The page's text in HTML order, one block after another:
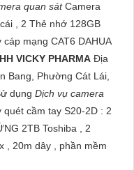
quan sátCamera
, 2 Thẻ nhớ 128GB
mạng CAT6 DAHUA
VICKY PHARMA Địa
Bang, Phường Cát Lái,
dụng Dịch vụ camera
cầm tay S20-2D : 2
2TB Toshiba , 2
, 20m dây , phần mềm